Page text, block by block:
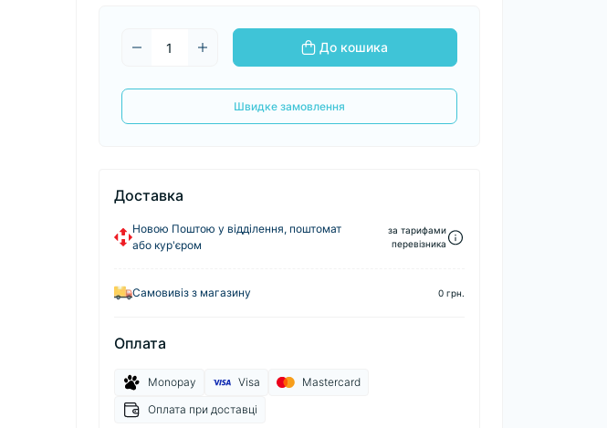
До кошика
Швидке замовлення
Доставка
Новою Поштою у відділення, поштомат
або кур'єром
за тарифами
перевізника
Самовивіз з магазину 0 грн.
Оплата
Monopay Visa
Mastercard
Оплата при доставці